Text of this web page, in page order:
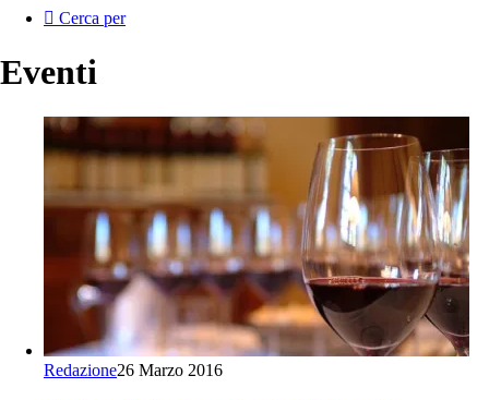
Cerca per
Eventi
Redazione26 Marzo 2016